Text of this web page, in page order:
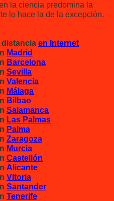
la ciencia predomina la
lo hace la de la excepción.
distancia en Internet
Madrid
Barcelona
Sevilla
Valencia
Málaga
Bilbao
Salamanca
Las Palmas
Palma
Zaragoza
Murcia
Castellón
Alicante
Vitoria
Santander
Tenerife